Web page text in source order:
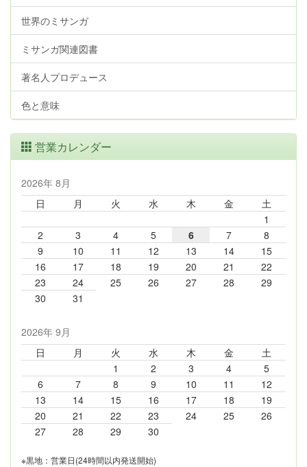
世界のミサンガ
ミサンガ関連図書
著名人プロデュース
色と意味
営業カレンダー
2026年 8月
日
月 火 水 木 金
土
1
2
3 4 5 6 7
8
9
10 11 12 13 14
15
16
17 18 19 20 21
22
23
24 25 26 27 28
29
30
31
2026年 9月
日
月 火 水 木 金
土
1
2 3 4
5
6
7 8 9 10 11
12
13
14 15 16 17 18
19
20
21 22 23 24 25
26
27
28 29 30
※黒地：営業日(24時間以内発送開始)